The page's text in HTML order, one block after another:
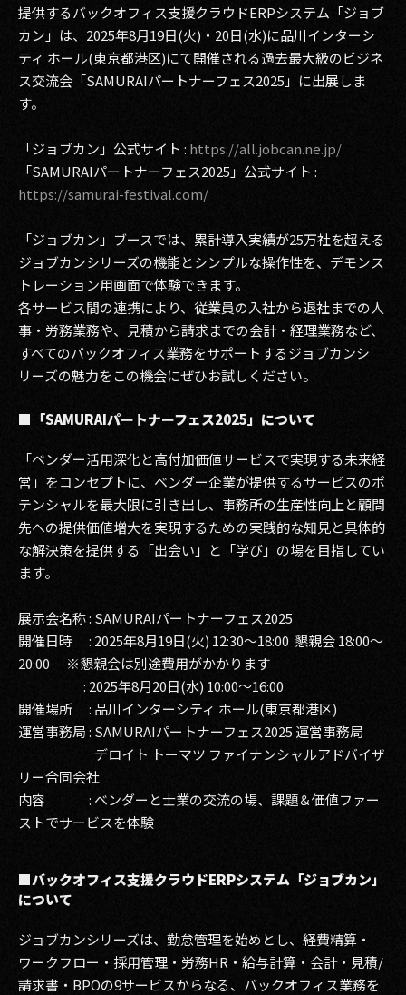
2025
2024
2023
2021
2020
2019
2018
2017
2016
2013
2012
2011
2009
提供するバックオフィス支援クラウドERPシステム「ジョブ
カン」は、2025年8月19日(火)・20日(水)に品川インターシ
ティ ホール(東京都港区)にて開催される過去最大級のビジネ
ス交流会「SAMURAIパートナーフェス2025」に出展しま
す。
「ジョブカン」公式サイト : https://all.jobcan.ne.jp/
「SAMURAIパートナーフェス2025」公式サイト :
https://samurai-festival.com/
「ジョブカン」ブースでは、累計導入実績が25万社を超える
ジョブカンシリーズの機能とシンプルな操作性を、デモンス
トレーション用画面で体験できます。
各サービス間の連携により、従業員の入社から退社までの人
事・労務業務や、見積から請求までの会計・経理業務など、
すべてのバックオフィス業務をサポートするジョブカンシ
リーズの魅力をこの機会にぜひお試しください。
■「SAMURAIパートナーフェス2025」について
「ベンダー活用深化と高付加価値サービスで実現する未来経
営」をコンセプトに、ベンダー企業が提供するサービスのポ
テンシャルを最大限に引き出し、事務所の生産性向上と顧問
先への提供価値増大を実現するための実践的な知見と具体的
な解決策を提供する「出会い」と「学び」の場を目指してい
ます。
展示会名称 : SAMURAIパートナーフェス2025
開催日時 : 2025年8月19日(火) 12:30～18:00 懇親会 18:00～
20:00 ※懇親会は別途費用がかかります
: 2025年8月20日(水) 10:00～16:00
開催場所 : 品川インターシティ ホール(東京都港区)
運営事務局 : SAMURAIパートナーフェス2025 運営事務局
デロイト トーマツ ファイナンシャルアドバイザ
リー合同会社
内容 : ベンダーと士業の交流の場、課題＆価値ファー
ストでサービスを体験
■バックオフィス支援クラウドERPシステム「ジョブカン」
について
ジョブカンシリーズは、勤怠管理を始めとし、経費精算・
ワークフロー・採用管理・労務HR・給与計算・会計・見積/
請求書・BPOの9サービスからなる、バックオフィス業務を